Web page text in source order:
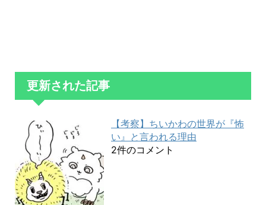
更新された記事
【考察】ちいかわの世界が『怖
い』と言われる理由
2件のコメント